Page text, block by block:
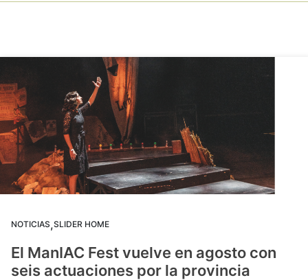
NOTICIAS,SLIDER HOME
El ManIAC Fest vuelve en agosto con
seis actuaciones por la provincia